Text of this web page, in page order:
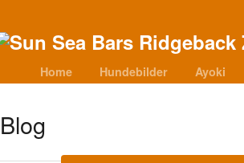
Home Hundebilder Ayoki
Blog